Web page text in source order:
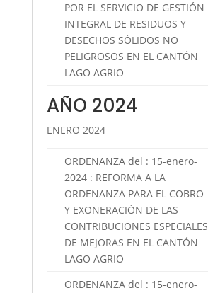
POR EL SERVICIO DE GESTIÓN
INTEGRAL DE RESIDUOS Y
DESECHOS SÓLIDOS NO
PELIGROSOS EN EL CANTÓN
LAGO AGRIO
AÑO 2024
ENERO 2024
ORDENANZA del : 15-enero-
2024 : REFORMA A LA
ORDENANZA PARA EL COBRO
Y EXONERACIÓN DE LAS
CONTRIBUCIONES ESPECIALES
DE MEJORAS EN EL CANTÓN
LAGO AGRIO
ORDENANZA del : 15-enero-